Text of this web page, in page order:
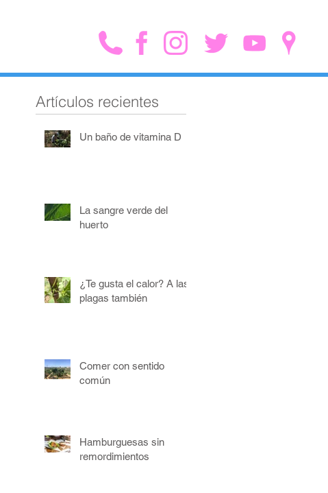
Artículos recientes
Un baño de vitamina D
La sangre verde del
huerto
¿Te gusta el calor? A las
plagas también
Comer con sentido
común
Hamburguesas sin
remordimientos